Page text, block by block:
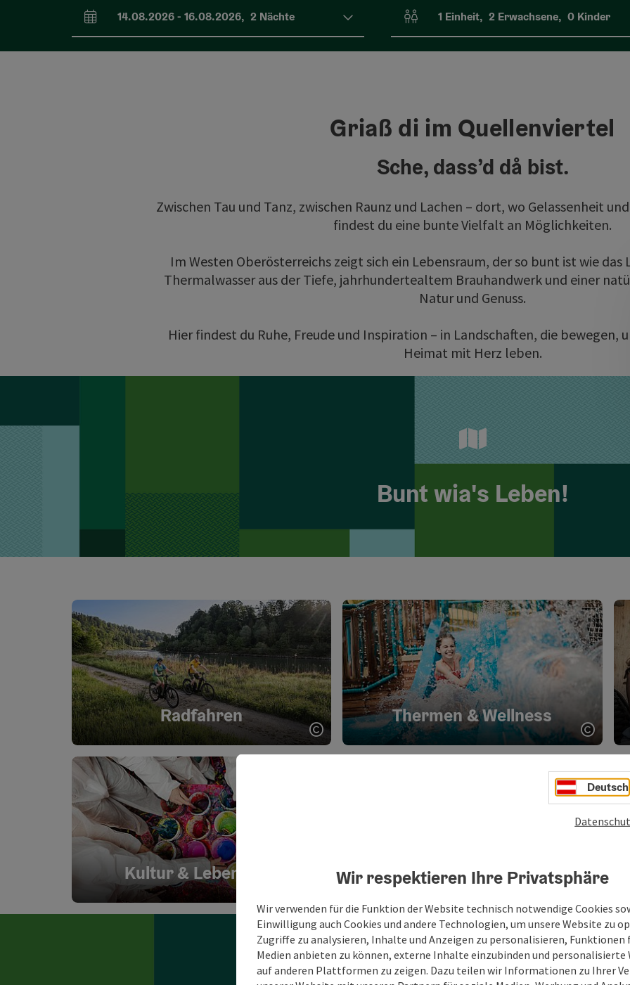
An- und Abreisefelder
14.08.2026- 16.08.2026, 2 Nächte Einheitenanzahl und Personenfelder
1 Einheit, 2 Erwachsene, 0 Kinder
Griaß di im Quellenviertel
Sche, dass’d då bist.
Zwischen Tau und Tanz, zwischen Raunz und Lachen – dort, wo Gelassenheit
findest du eine bunte Vielfalt an Möglichkeiten.
Im Westen Oberösterreichs zeigt sich ein Lebensraum, der so bunt ist wie
Thermalwasser aus der Tiefe, jahrhundertealtem Brauhandwerk und einer
Natur und Genuss.
Hier findest du Ruhe, Freude und Inspiration – in Landschaften, die bewegen,
Heimat mit Herz leben.
Bunt wia's Leben!
Radfahren
Copyright öffnen
Thermen & Wellness
Kultur & Lebenslust
Copyright öffnen
Reiten
Deutsch
Wir respektieren Ihre Privatsphäre
Wir verwenden für die Funktion der Website technisch notwendige Cookies
Einwilligung auch Cookies und andere Technologien, um unsere Website zu
Zugriffe zu analysieren, Inhalte und Anzeigen zu personalisieren, Funktionen
Medien anbieten zu können, externe Inhalte einzubinden und personalisierte
auf anderen Plattformen zu zeigen. Dazu teilen wir Informationen zu Ihrer